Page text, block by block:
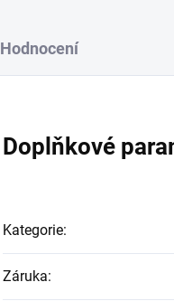
Hodnocení
Doplňkové
Kategorie:
Záruka: